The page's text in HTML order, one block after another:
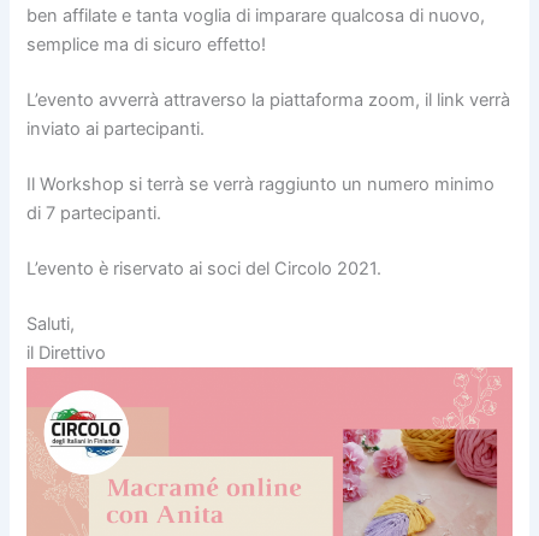
ben affilate e tanta voglia di imparare qualcosa di nuovo,
semplice ma di sicuro effetto!
L’evento avverrà attraverso la piattaforma zoom, il link verrà
inviato ai partecipanti.
Il Workshop si terrà se verrà raggiunto un numero minimo
di 7 partecipanti.
L’evento è riservato ai soci del Circolo 2021.
Saluti,
il Direttivo